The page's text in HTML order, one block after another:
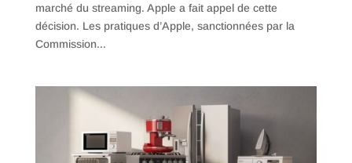
marché du streaming. Apple a fait appel de cette
décision. Les pratiques d’Apple, sanctionnées par la
Commission...